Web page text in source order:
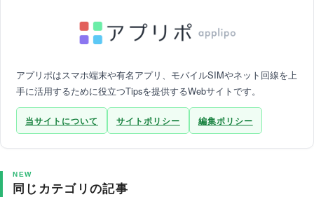
アプリポはスマホ端末や有名アプリ、モバイルSIMやネット回線を上
手に活用するために役立つTipsを提供するWebサイトです。
当サイトについて サイトポリシー 編集ポリシー
NEW
同じカテゴリの記事